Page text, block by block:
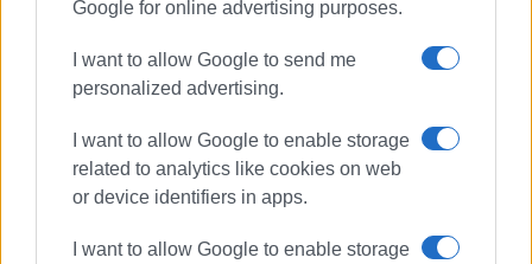
Google for online advertising purposes.
I want to allow Google to send me
personalized advertising.
I want to allow Google to enable storage
related to analytics like cookies on web
or device identifiers in apps.
I want to allow Google to enable storage